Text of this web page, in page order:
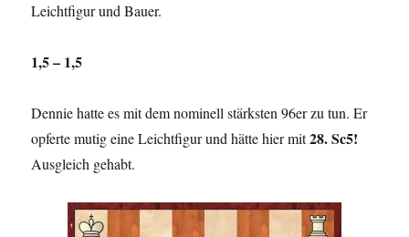
Leichtfigur und Bauer.
1,5 – 1,5
Dennie hatte es mit dem nominell stärksten 96er zu tun. Er
opferte mutig eine Leichtfigur und hätte hier mit28. Sc5!
Ausgleich gehabt.